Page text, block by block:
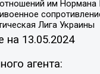
им
Лига Украины
на 13.05.2024
агента: